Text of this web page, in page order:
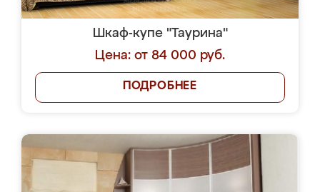
Шкаф-купе "Таурина"
Цена: от 84 000 руб.
ПОДРОБНЕЕ